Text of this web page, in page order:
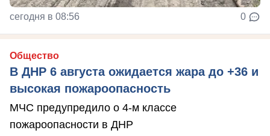
сегодня в 08:56 0
Общество
В ДНР 6 августа ожидается жара до +36 и
высокая пожароопасность
МЧС предупредило о 4-м классе
пожароопасности в ДНР